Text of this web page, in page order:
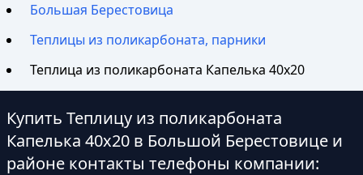
Большая Берестовица
Теплицы из поликарбоната, парники
Теплица из поликарбоната Капелька 40х20
Купить Теплицу из поликарбоната
Капелька 40х20 в Большой Берестовице и
районе контакты телефоны компании: